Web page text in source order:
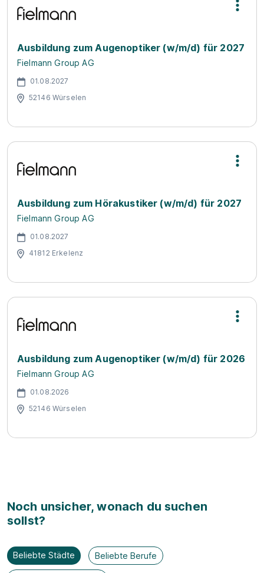
Ausbildung zum Augenoptiker (w/m/d) für 2027
Fielmann Group AG
01.08.2027
52146 Würselen
Ausbildung zum Hörakustiker (w/m/d) für 2027
Fielmann Group AG
01.08.2027
41812 Erkelenz
Ausbildung zum Augenoptiker (w/m/d) für 2026
Fielmann Group AG
01.08.2026
52146 Würselen
Noch unsicher, wonach du suchen
sollst?
Beliebte Städte Beliebte Berufe